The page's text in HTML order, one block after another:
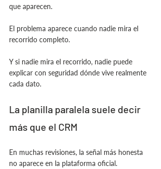
que aparecen.
El problema aparece cuando nadie mira el
recorrido completo.
Y si nadie mira el recorrido, nadie puede
explicar con seguridad dónde vive realmente
cada dato.
La planilla paralela suele decir
más que el CRM
En muchas revisiones, la señal más honesta
no aparece en la plataforma oficial.